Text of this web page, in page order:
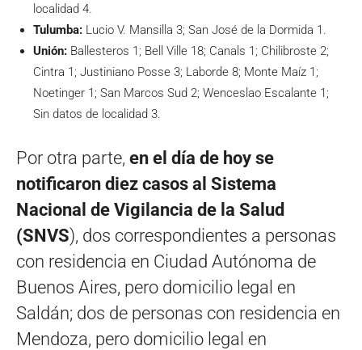
localidad 4.
Tulumba: Lucio V. Mansilla 3; San José de la Dormida 1.
Unión: Ballesteros 1; Bell Ville 18; Canals 1; Chilibroste 2;
Cintra 1; Justiniano Posse 3; Laborde 8; Monte Maíz 1;
Noetinger 1; San Marcos Sud 2; Wenceslao Escalante 1;
Sin datos de localidad 3.
Por otra parte, en el día de hoy se
notificaron diez casos al Sistema
Nacional de Vigilancia de la Salud
(SNVS), dos correspondientes a personas
con residencia en Ciudad Autónoma de
Buenos Aires, pero domicilio legal en
Saldán; dos de personas con residencia en
Mendoza, pero domicilio legal en